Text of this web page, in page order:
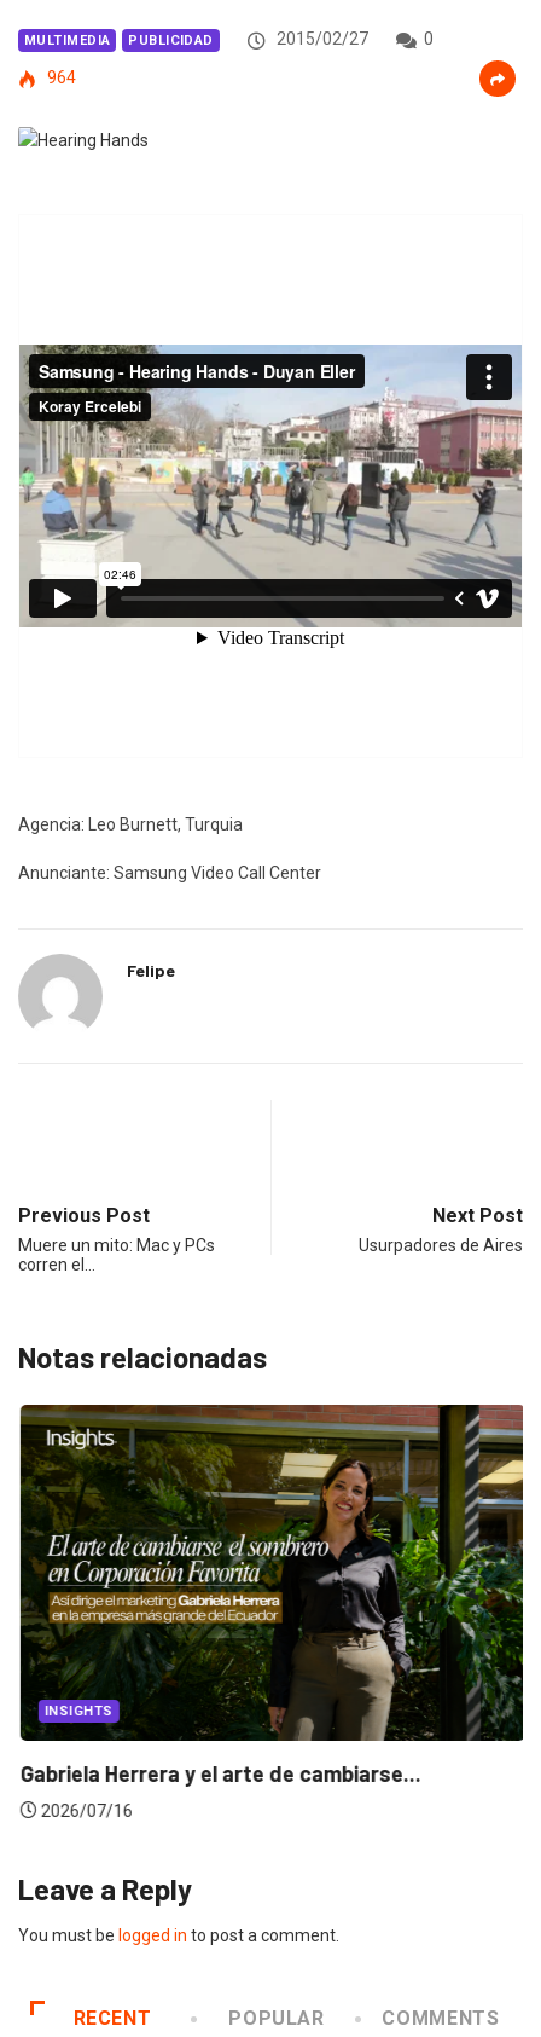
MULTIMEDIA PUBLICIDAD 2015/02/27
0
964
Agencia: Leo Burnett, Turquia
Anunciante: Samsung Video Call Center
Felipe
Previous Post
Muere un mito: Mac y PCs
corren el…
Next Post
Usurpadores de Aires
Notas relacionadas
INSIGHTS
Gabriela Herrera y el arte de cambiarse...
2026/07/16
Leave a Reply
You must be logged in to post a comment.
RECENT POPULAR COMMENTS